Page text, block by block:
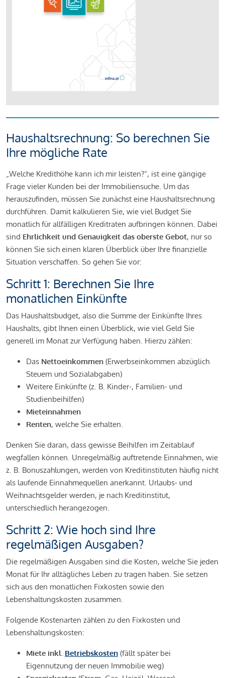
Haushaltsrechnung: So berechnen Sie
Ihre mögliche Rate
„Welche Kredithöhe kann ich mir leisten?“, ist eine gängige
Frage vieler Kunden bei der Immobiliensuche. Um das
herauszufinden, müssen Sie zunächst eine Haushaltsrechnung
durchführen. Damit kalkulieren Sie, wie viel Budget Sie
monatlich für allfälligen Kreditraten aufbringen können. Dabei
sind Ehrlichkeit und Genauigkeit das oberste Gebot, nur so
können Sie sich einen klaren Überblick über Ihre finanzielle
Situation verschaffen. So gehen Sie vor:
Schritt 1: Berechnen Sie Ihre
monatlichen Einkünfte
Das Haushaltsbudget, also die Summe der Einkünfte Ihres
Haushalts, gibt Ihnen einen Überblick, wie viel Geld Sie
generell im Monat zur Verfügung haben. Hierzu zählen:
Das Nettoeinkommen (Erwerbseinkommen abzüglich
Steuern und Sozialabgaben)
Weitere Einkünfte (z. B. Kinder-, Familien- und
Studienbeihilfen)
Mieteinnahmen
Renten, welche Sie erhalten.
Denken Sie daran, dass gewisse Beihilfen im Zeitablauf
wegfallen können. Unregelmäßig auftretende Einnahmen, wie
z. B. Bonuszahlungen, werden von Kreditinstituten häufig nicht
als laufende Einnahmequellen anerkannt. Urlaubs- und
Weihnachtsgelder werden, je nach Kreditinstitut,
unterschiedlich herangezogen.
Schritt 2: Wie hoch sind Ihre
regelmäßigen Ausgaben?
Die regelmäßigen Ausgaben sind die Kosten, welche Sie jeden
Monat für Ihr alltägliches Leben zu tragen haben. Sie setzen
sich aus den monatlichen Fixkosten sowie den
Lebenshaltungskosten zusammen.
Folgende Kostenarten zählen zu den Fixkosten und
Lebenshaltungskosten:
Miete inkl. Betriebskosten (fällt später bei
Eigennutzung der neuen Immobilie weg)